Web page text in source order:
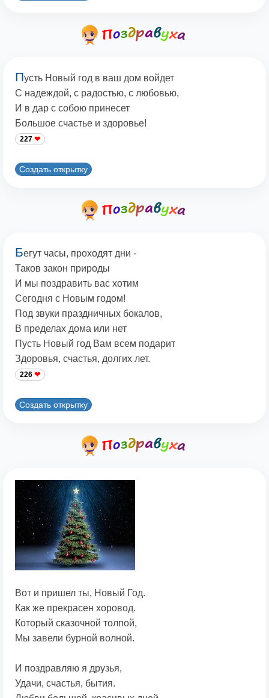
Пусть Новый год в ваш дом войдет
С надеждой, с радостью, с любовью,
И в дар с собою принесет
Большое счастье и здоровье!
227
Создать открытку
Бегут часы, проходят дни -
Таков закон природы
И мы поздравить вас хотим
Сегодня с Новым годом!
Под звуки праздничных бокалов,
В пределах дома или нет
Пусть Новый год Вам всем подарит
Здоровья, счастья, долгих лет.
226
Создать открытку
Вот и пришел ты, Новый Год.
Как же прекрасен хоровод.
Который сказочной толпой,
Мы завели бурной волной.
И поздравляю я друзья,
Удачи, счастья, бытия.